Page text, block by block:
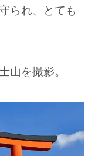
られ、とても
山を撮影。